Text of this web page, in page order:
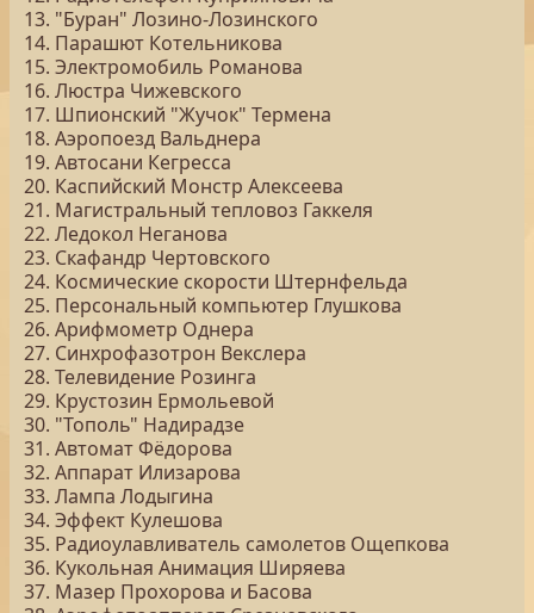
13. "Буран" Лозино-Лозинского
14. Парашют Котельникова
15. Электромобиль Романова
16. Люстра Чижевского
17. Шпионский "Жучок" Термена
18. Аэропоезд Вальднера
19. Автосани Кегресса
20. Каспийский Монстр Алексеева
21. Магистральный тепловоз Гаккеля
22. Ледокол Неганова
23. Скафандр Чертовского
24. Космические скорости Штернфельда
25. Персональный компьютер Глушкова
26. Арифмометр Однера
27. Синхрофазотрон Векслера
28. Телевидение Розинга
29. Крустозин Ермольевой
30. "Тополь" Надирадзе
31. Автомат Фёдорова
32. Аппарат Илизарова
33. Лампа Лодыгина
34. Эффект Кулешова
35. Радиоулавливатель самолетов Ощепкова
36. Кукольная Анимация Ширяева
37. Мазер Прохорова и Басова